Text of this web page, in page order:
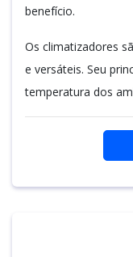
benefício.
Os climatizadores
e versáteis. Seu
temperatura dos